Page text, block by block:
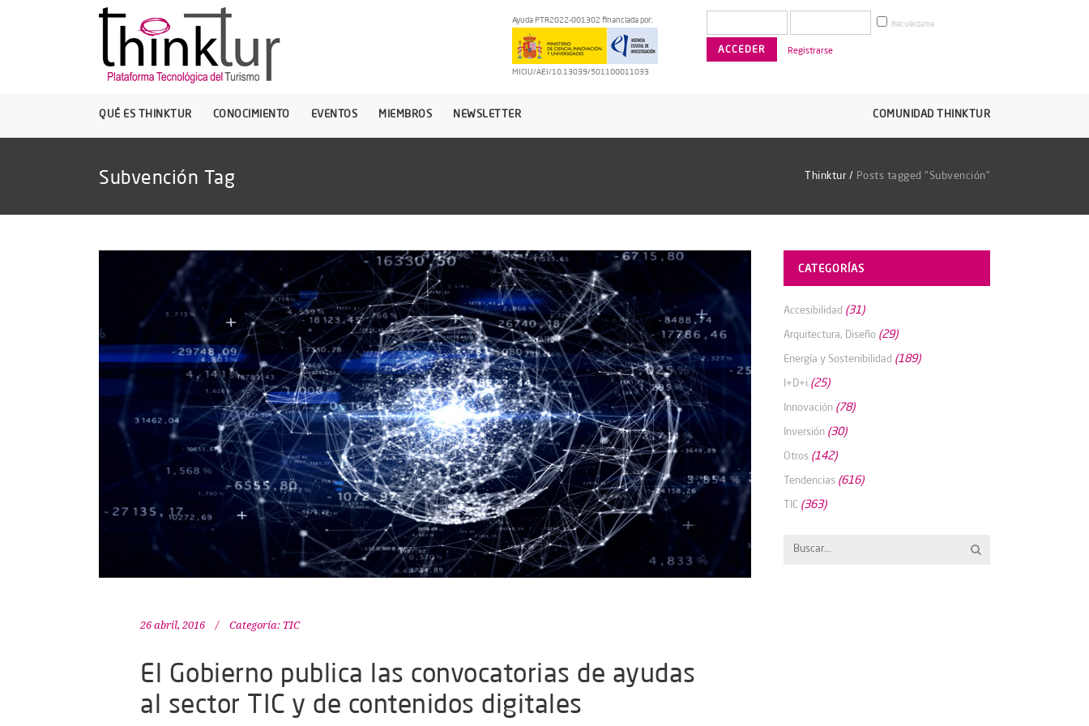
Ayuda PTR2022-001302 financiada por:
MICIU/AEI/10.13039/501100011033
Recuérdame
Registrarse
QUÉ ES THINKTUR CONOCIMIENTO EVENTOS MIEMBROS NEWSLETTER COMUNIDAD THINKTUR
Subvención Tag Thinktur / Posts tagged "Subvención"
26 abril, 2016 Categoría: TIC
El Gobierno publica las convocatorias de ayudas
al sector TIC y de contenidos digitales
CATEGORÍAS
Accesibilidad (31)
Arquitectura, Diseño (29)
Energía y Sostenibilidad (189)
I+D+i (25)
Innovación (78)
Inversión (30)
Otros (142)
Tendencias (616)
TIC (363)